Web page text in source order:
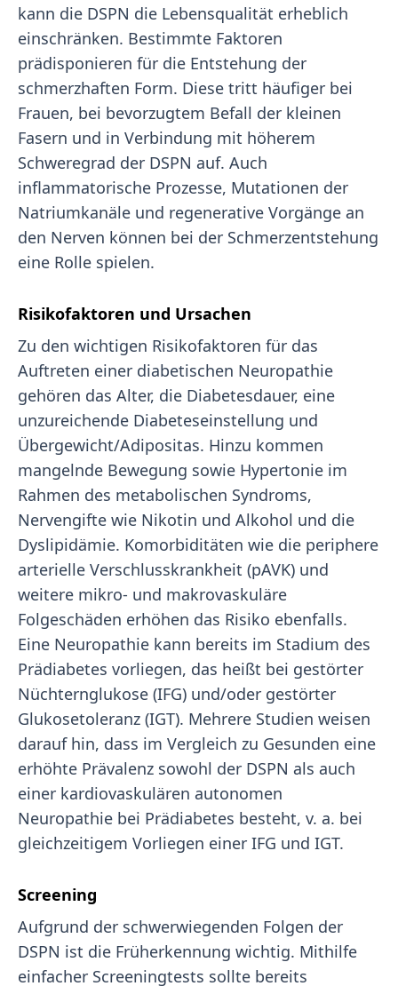
kann die DSPN die Lebensqualität erheblich
einschränken. Bestimmte Faktoren
prädisponieren für die Entstehung der
schmerzhaften Form. Diese tritt häufiger bei
Frauen, bei bevorzugtem Befall der kleinen
Fasern und in Verbindung mit höherem
Schweregrad der DSPN auf. Auch
inflammatorische Prozesse, Mutationen der
Natriumkanäle und regenerative Vorgänge an
den Nerven können bei der Schmerzentstehung
eine Rolle spielen.
Risikofaktoren und Ursachen
Zu den wichtigen Risikofaktoren für das
Auftreten einer diabetischen Neuropathie
gehören das Alter, die Diabetesdauer, eine
unzureichende Diabeteseinstellung und
Übergewicht/Adipositas. Hinzu kommen
mangelnde Bewegung sowie Hypertonie im
Rahmen des metabolischen Syndroms,
Nervengifte wie Nikotin und Alkohol und die
Dyslipidämie. Komorbiditäten wie die periphere
arterielle Verschlusskrankheit (pAVK) und
weitere mikro- und makrovaskuläre
Folgeschäden erhöhen das Risiko ebenfalls.
Eine Neuropathie kann bereits im Stadium des
Prädiabetes vorliegen, das heißt bei gestörter
Nüchternglukose (IFG) und/oder gestörter
Glukosetoleranz (IGT). Mehrere Studien weisen
darauf hin, dass im Vergleich zu Gesunden eine
erhöhte Prävalenz sowohl der DSPN als auch
einer kardiovaskulären autonomen
Neuropathie bei Prädiabetes besteht, v. a. bei
gleichzeitigem Vorliegen einer IFG und IGT.
Screening
Aufgrund der schwerwiegenden Folgen der
DSPN ist die Früherkennung wichtig. Mithilfe
einfacher Screeningtests sollte bereits